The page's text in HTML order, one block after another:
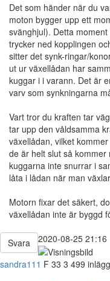
Det som händer när du
moton bygger upp ett
svänghjul). Detta
trycker ned kopplingen
sitter det synk-ringar/
ut ur växellådan har
kuggar i i varann. Det är
varv som synkningarna
Vart tror du kraften tar
tar upp den våldsamma
växellådan, vilket
de är helt slut så
kuggarna inte snurrar i
låta i lådan när man
Motorn fixar det säkert,
växellådan inte är byggd
Svara
2020-08-25 21:16
sandra111 F 33 3 499 inlägg